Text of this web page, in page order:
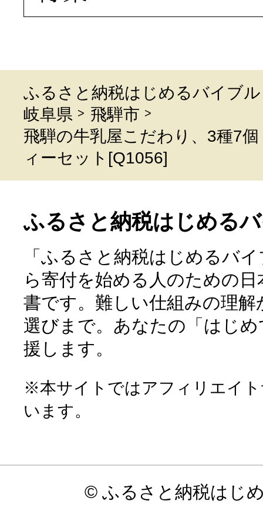
ふるさと納税はじめるバイブル
岐阜県
飛騨市
飛騨の牛乳屋こだわり、3種7
ィーセット[Q1056]
ふるさと納税はじめる
「ふるさと納税はじめるバ
ら寄付を始める人のための
書です。難しい仕組みの理
選びまで。あなたの「はじ
援します。
※本サイトではアフィリエイ
います。
© ふるさと納税はじ